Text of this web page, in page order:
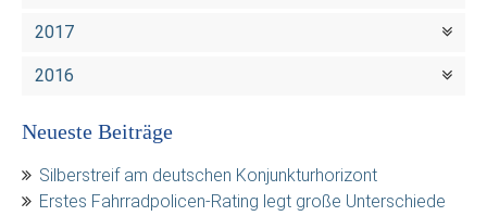
2017
2016
Neueste Beiträge
Silberstreif am deutschen Konjunkturhorizont
Erstes Fahrradpolicen-Rating legt große Unterschiede